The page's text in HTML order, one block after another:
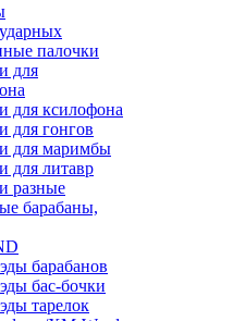
палочки
для
для ксилофона
для гонгов
для маримбы
для литавр
разные
барабаны,
барабанов
бас-бочки
тарелок